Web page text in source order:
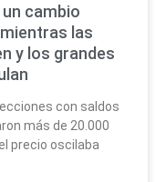
cambio
las
y los grandes
con saldos
más de 20.000
precio oscilaba